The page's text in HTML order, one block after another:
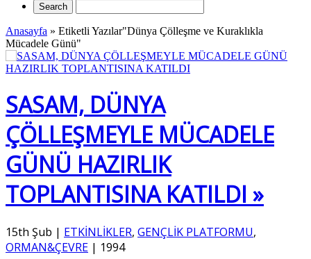
Anasayfa » Etiketli Yazılar"Dünya Çölleşme ve Kuraklıkla
Mücadele Günü"
SASAM, DÜNYA
ÇÖLLEŞMEYLE MÜCADELE
GÜNÜ HAZIRLIK
TOPLANTISINA KATILDI »
15th Şub | ETKİNLİKLER, GENÇLİK PLATFORMU,
ORMAN&ÇEVRE | 1994